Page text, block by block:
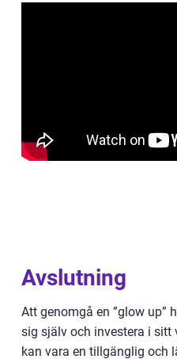
Avslutning
Att genomgå en ”glow up”
sig själv och investera i sitt
kan vara en tillgänglig och